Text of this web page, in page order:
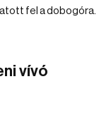
fel a dobogóra.
vívó